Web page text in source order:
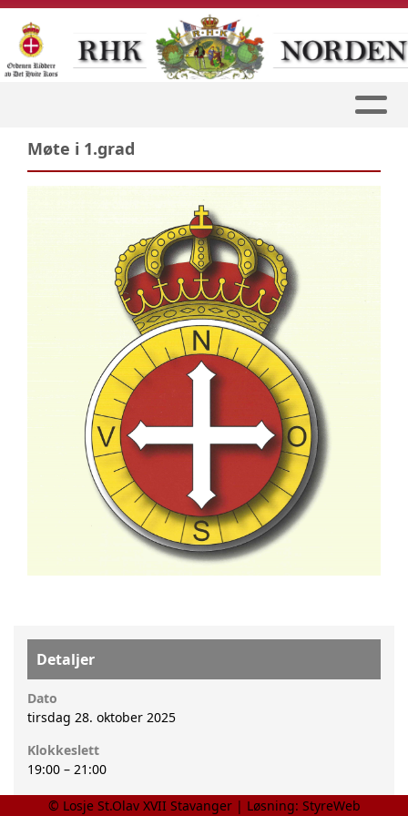
Møte i 1.grad
Detaljer
Dato
tirsdag 28. oktober 2025
Klokkeslett
19:00 – 21:00
Kalender
© Losje St.Olav XVII Stavanger | Løsning: StyreWeb